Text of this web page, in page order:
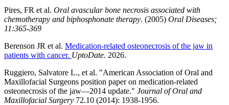
Pires, FR et al. Oral avascular bone necrosis associated with
chemotherapy and biphosphonate therapy. (2005) Oral Diseases;
11:365-369
Berenson JR et al. Medication-related osteonecrosis of the jaw in
patients with cancer. UptoDate. 2026.
Ruggiero, Salvatore L., et al. "American Association of Oral and
Maxillofacial Surgeons position paper on medication-related
osteonecrosis of the jaw—2014 update." Journal of Oral and
Maxillofacial Surgery 72.10 (2014): 1938-1956.